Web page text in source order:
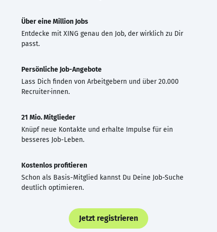
Über eine Million Jobs
Entdecke mit XING genau den Job, der wirklich zu Dir
passt.
Persönliche Job-Angebote
Lass Dich finden von Arbeitgebern und über 20.000
Recruiter·innen.
21 Mio. Mitglieder
Knüpf neue Kontakte und erhalte Impulse für ein
besseres Job-Leben.
Kostenlos profitieren
Schon als Basis-Mitglied kannst Du Deine Job-Suche
deutlich optimieren.
Jetzt registrieren